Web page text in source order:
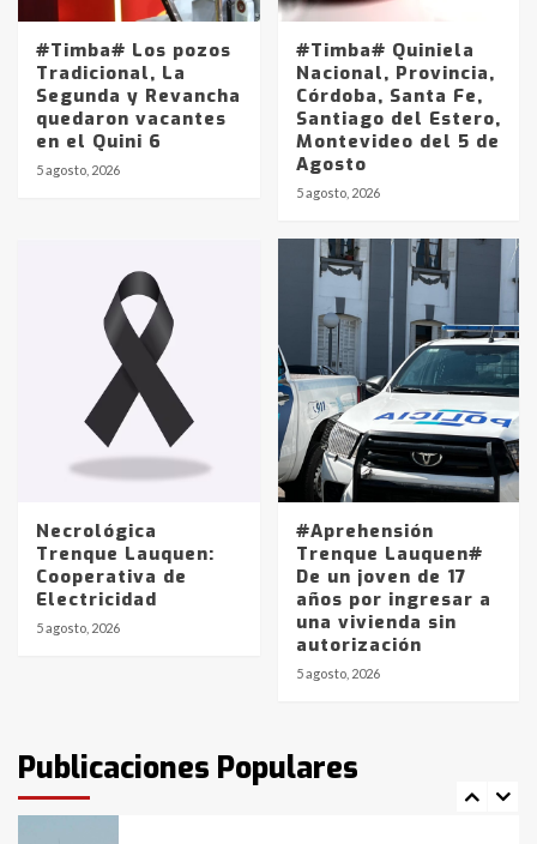
#Timba# Los pozos
Tradicional, La
Segunda y Revancha
quedaron vacantes
en el Quini 6
5 agosto, 2026
#Timba# Quiniela
Nacional, Provincia,
Córdoba, Santa Fe,
Santiago del Estero,
Montevideo del 5 de
Agosto
5 agosto, 2026
Necrológica
Trenque Lauquen:
Cooperativa de
Electricidad
5 agosto, 2026
#Aprehensión
Trenque Lauquen#
De un joven de 17
años por ingresar a
una vivienda sin
autorización
5 agosto, 2026
Publicaciones Populares
Identidad de los adolescentes
pampeanos que fueron
en la mañana del lunes
Accidente en Ruta 5: falleció un
joven de Trenque Lauquen
Los precios de los combustibles en
La Pampa, desde YPF hasta Axion
entre 857 a 1338 pesos
La Bolsa de Cereales de Bahía
Blanca anticipa que Agosto vendrá
con lluvias y heladas, en gran parte
fueron detenidos por
comercialización de drogas en la
tarde del sábado